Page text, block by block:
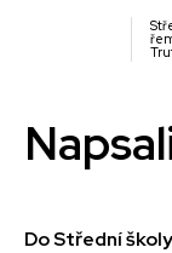
Do Střední